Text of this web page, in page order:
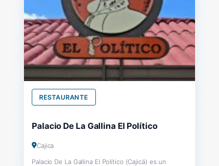
RESTAURANTE
Palacio De La Gallina El Político
Cajica
Palacio De La Gallina El Político (Cajicá) es un